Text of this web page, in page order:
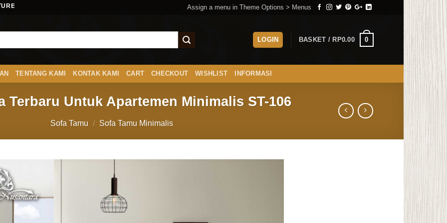
Assign a menu in Theme Options > Menus
LOGIN BASKET / RP0.00 0
TENTANG KAMI KONTAK KAMI CART CHECKOUT WISHLIST INFORMASI
Terbaru Untuk Apartemen Minimalis ST-106
Sofa Tamu / Sofa Tamu Minimalis